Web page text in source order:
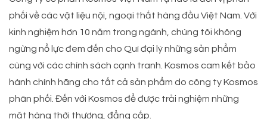
phối về các vật liệu nội, ngoại thất hàng đầu Việt Nam. Với
kinh nghiệm hơn 10 năm trong ngành, chúng tôi không
ngừng nổ lực đem đến cho Quí đại lý những sản phẩm
cùng với các chính sách cạnh tranh. Kosmos cam kết bảo
hành chính hãng cho tất cả sản phẩm do công ty Kosmos
phân phối. Đến với Kosmos để được trải nghiệm những
mặt hàng thời thượng, đẳng cấp.